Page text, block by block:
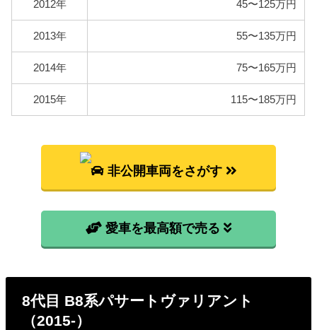
2012年 45〜125万円
2013年 55〜135万円
2014年 75〜165万円
2015年 115〜185万円
非公開車両をさがす
愛車を最高額で売る
8代目 B8系パサートヴァリアント
（2015-）